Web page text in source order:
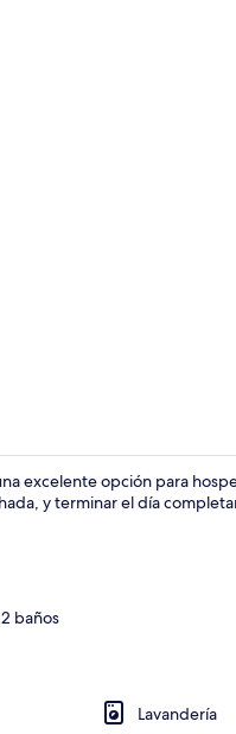
excelente opción para
y terminar el día
2 baños
Lavandería